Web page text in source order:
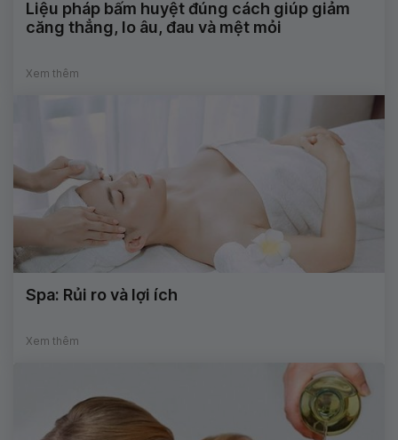
Liệu pháp bấm huyệt đúng cách giúp giảm
căng thẳng, lo âu, đau và mệt mỏi
Xem thêm
Spa: Rủi ro và lợi ích
Xem thêm